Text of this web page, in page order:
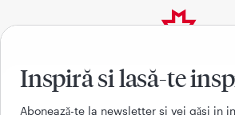
Inspiră si lasă-te
Aboneazǎ-te la newsletter și vei gǎsi in
Descarcă
mobilă Regina